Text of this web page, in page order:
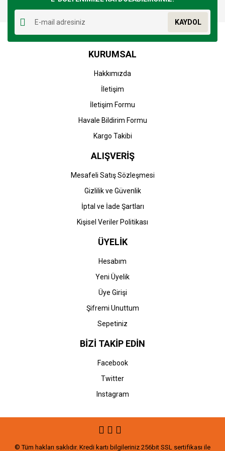
Ürün resmi kalitesiz, bozuk veya görüntülenemiyor.
Ürün açıklamasında eksik bilgiler bulunuyor.
Ürün bilgilerinde hatalar bulunuyor.
Ürün fiyatı diğer sitelerden daha pahalı.
Gönder
KAYDOL
KURUMSAL
Hakkımızda
İletişim
İletişim Formu
Havale Bildirim Formu
Kargo Takibi
ALIŞVERİŞ
Mesafeli Satış Sözleşmesi
Gizlilik ve Güvenlik
İptal ve İade Şartları
Kişisel Veriler Politikası
ÜYELİK
Hesabım
Yeni Üyelik
Üye Girişi
Şifremi Unuttum
Sepetiniz
BİZİ TAKİP EDİN
Facebook
Twitter
Instagram
© Tüm hakları saklıdır. Kredi kartı bilgileriniz 256bit SSL sertifikası ile